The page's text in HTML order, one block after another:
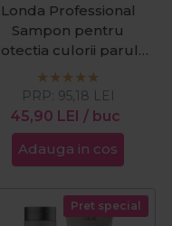
Londa Professional
Sampon pentru
culorii parului
vopsit Color Radiance
1000ml
45,90 LEI / buc
PRP: 95,18 LEI
Adauga in cos
Pret special